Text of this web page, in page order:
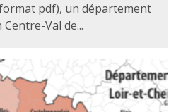
pdf), un département
Val de...